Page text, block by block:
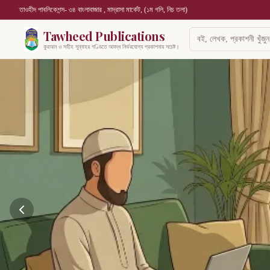
তাওহীদ পাবলিকেশন্স- ৩৪ বাংলাবাজার , মাদ্রাসা মার্কেট, (১ম গলি, নিচ তলা)
Tawheed Publications
কুরআন ও সহীহ সুন্নাহর গণ্ডিতে আবদ্ধ নির্ভরযোগ্য প্রকাশনায় সচেষ্ট।